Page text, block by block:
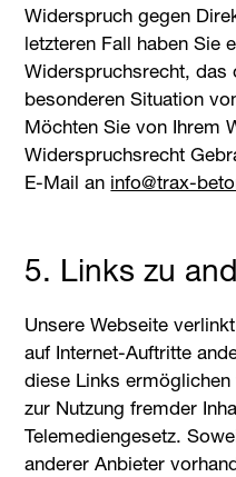
Widerspruch gegen
letzteren Fall haben Sie
Widerspruchsrecht, das
besonderen Situation
Möchten Sie von Ihrem
Widerspruchsrecht
E-Mail an ed.noteb-
5. Links zu
Unsere Webseite
auf Internet-Auftritte
diese Links
zur Nutzung fremder
Telemediengesetz.
anderer Anbieter